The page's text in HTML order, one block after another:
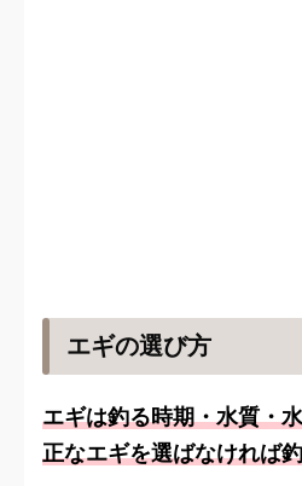
エギの選び方
エギは釣る時期・水質・
正なエギを選ばなければ